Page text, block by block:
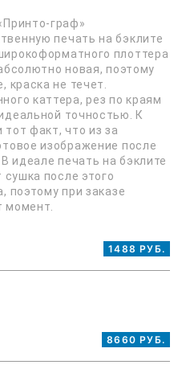
граф»
печать на бэклите
плоттера
новая, поэтому
краска не течет.
каттера, рез по краям
точностью. К
факт, что из за
изображение после
идеале печать на бэклите
после этого
поэтому при заказе
момент.
1488 РУБ.
8660 РУБ.